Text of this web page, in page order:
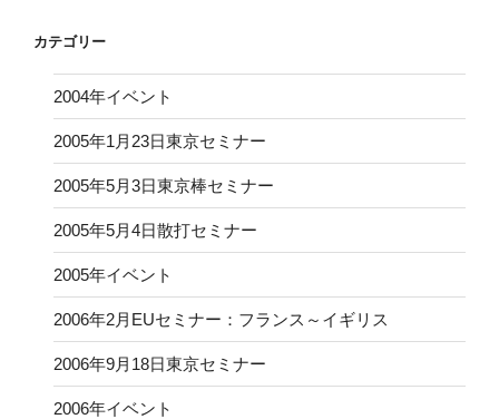
カテゴリー
2004年イベント
2005年1月23日東京セミナー
2005年5月3日東京棒セミナー
2005年5月4日散打セミナー
2005年イベント
2006年2月EUセミナー：フランス～イギリス
2006年9月18日東京セミナー
2006年イベント